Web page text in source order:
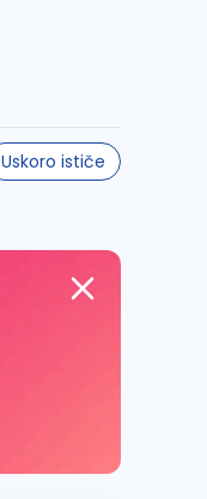
Uskoro ističe